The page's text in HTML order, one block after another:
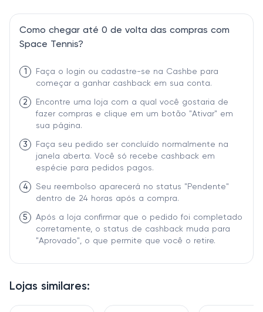
Lojas similares:
Como chegar até 0 de volta das compras com
Space Tennis?
1
Faça o login ou cadastre-se na Cashbe para
começar a ganhar cashback em sua conta.
2
Encontre uma loja com a qual você gostaria de
fazer compras e clique em um botão "Ativar" em
sua página.
3
Faça seu pedido ser concluído normalmente na
janela aberta. Você só recebe cashback em
espécie para pedidos pagos.
4
Seu reembolso aparecerá no status "Pendente"
dentro de 24 horas após a compra.
5
Após a loja confirmar que o pedido foi completado
corretamente, o status de cashback muda para
"Aprovado", o que permite que você o retire.